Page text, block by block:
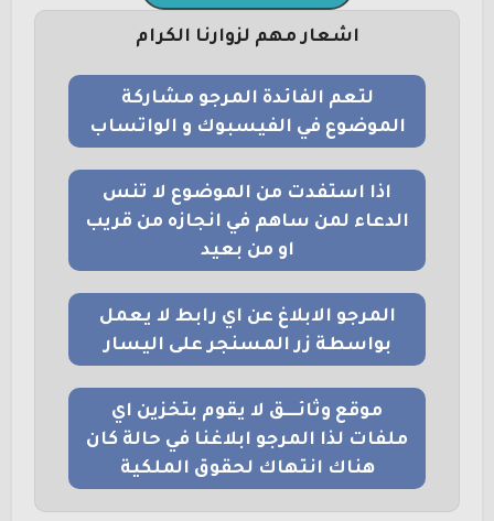
لتعم الفائدة المرجو مشاركة
الموضوع في الفيسبوك و الواتساب
اذا استفدت من الموضوع لا تنس
الدعاء لمن ساهم في انجازه من قريب
او من بعيد
المرجو الابلاغ عن اي رابط لا يعمل
بواسطة زر المسنجر على اليسار
موقع وثائــــق لا يقوم بتخزين اي
ملفات لذا المرجو ابلاغنا في حالة كان
هناك انتهاك لحقوق الملكية